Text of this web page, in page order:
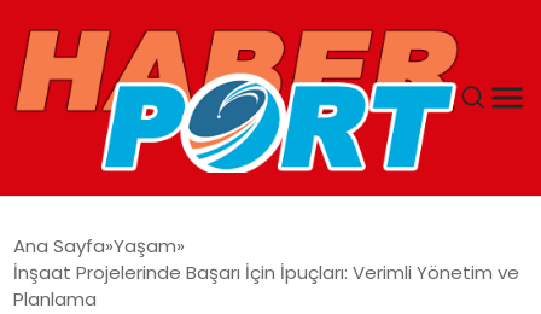
GUNCEL
Ana Sayfa Yaşam
İnşaat Projelerinde Başarı İçin İpuçları: Verimli Yönetim ve
Planlama